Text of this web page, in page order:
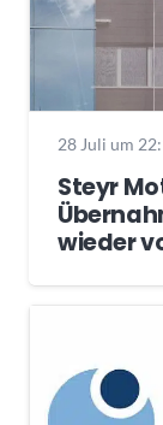
28 Juli um
Steyr
wieder